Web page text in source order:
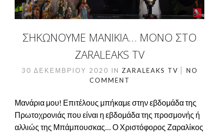
ΣΗΚΩΝΟΥΜΕ ΜΑΝΙΚΙΑ… ΜΌΝΟ ΣΤΟ
ZARALEAKS TV
30 ΔΕΚΕΜΒΡΊΟΥ 2020 IN ZARALEAKS TV
NO
COMMENT
Μανάρια μου! Επιτέλους μπήκαμε στην εβδομάδα της
Πρωτοχρονιάς που είναι η εβδομάδα της προσμονής ή
αλλιώς της Μπάμπουσκας… Ο Χριστόφορος Ζαραλίκος